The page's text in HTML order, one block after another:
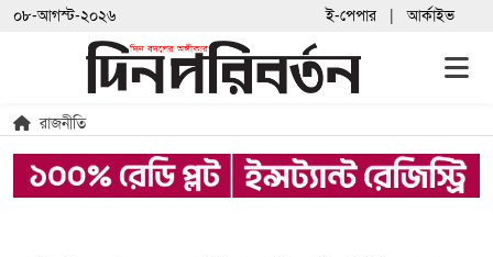
০৮-আগস্ট-২০২৬ ই-পেপার আর্কাইভ
রাজনীতি